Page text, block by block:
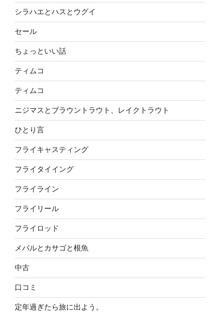
シラハエとハスとウグイ
セール
ちょっといい話
ティムコ
ティムコ
ニジマスとブラウントラウト、レイクトラウト
ひとり言
フライキャスティング
フライタイイング
フライライン
フライリール
フライロッド
メバルとカサゴと根魚
中古
口コミ
定年過ぎたら旅に出よう。